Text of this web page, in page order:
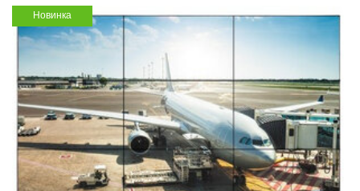
Новинка